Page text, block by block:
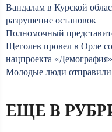
Вандалам в Курской
разрушение остановок
Полномочный
Щеголев провел в Орле
нацпроекта
Молодые люди
ЕЩЕ В